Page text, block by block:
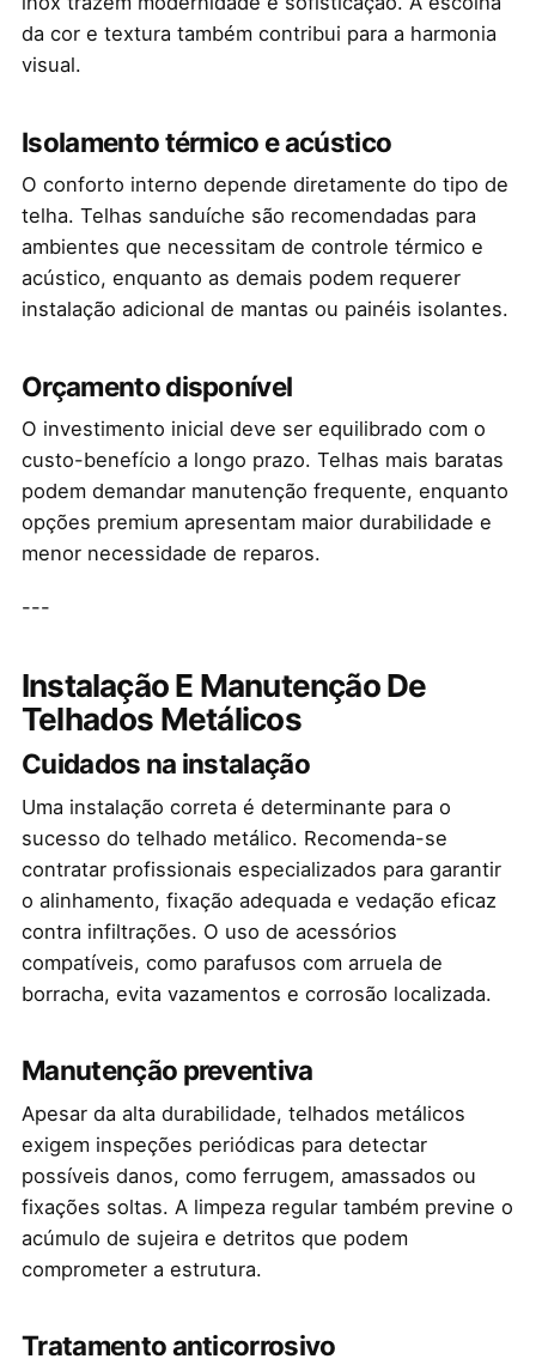
da cor e textura também contribui para a harmonia
visual.
Isolamento térmico e acústico
O conforto interno depende diretamente do tipo de
telha. Telhas sanduíche são recomendadas para
ambientes que necessitam de controle térmico e
acústico, enquanto as demais podem requerer
instalação adicional de mantas ou painéis isolantes.
Orçamento disponível
O investimento inicial deve ser equilibrado com o
custo-benefício a longo prazo. Telhas mais baratas
podem demandar manutenção frequente, enquanto
opções premium apresentam maior durabilidade e
menor necessidade de reparos.
---
Instalação E Manutenção De
Telhados Metálicos
Cuidados na instalação
Uma instalação correta é determinante para o
sucesso do telhado metálico. Recomenda-se
contratar profissionais especializados para garantir
o alinhamento, fixação adequada e vedação eficaz
contra infiltrações. O uso de acessórios
compatíveis, como parafusos com arruela de
borracha, evita vazamentos e corrosão localizada.
Manutenção preventiva
Apesar da alta durabilidade, telhados metálicos
exigem inspeções periódicas para detectar
possíveis danos, como ferrugem, amassados ou
fixações soltas. A limpeza regular também previne o
acúmulo de sujeira e detritos que podem
comprometer a estrutura.
Tratamento anticorrosivo